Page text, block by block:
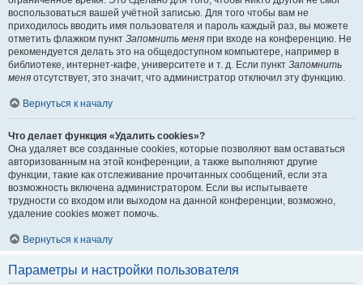
воспользоваться вашей учётной записью. Для того чтобы вам не
приходилось вводить имя пользователя и пароль каждый раз, вы можете
отметить флажком пункт Запомнить меня при входе на конференцию. Не
рекомендуется делать это на общедоступном компьютере, например в
библиотеке, интернет-кафе, университете и т. д. Если пункт Запомнить
меня отсутствует, это значит, что администратор отключил эту функцию.
Вернуться к началу
Что делает функция «Удалить cookies»?
Она удаляет все созданные cookies, которые позволяют вам оставаться
авторизованным на этой конференции, а также выполняют другие
функции, такие как отслеживание прочитанных сообщений, если эта
возможность включена администратором. Если вы испытываете
трудности со входом или выходом на данной конференции, возможно,
удаление cookies может помочь.
Вернуться к началу
Параметры и настройки пользователя